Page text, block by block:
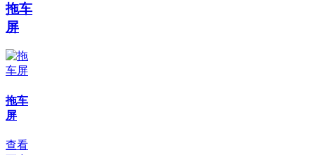
拖车
屏
拖车
屏
查看